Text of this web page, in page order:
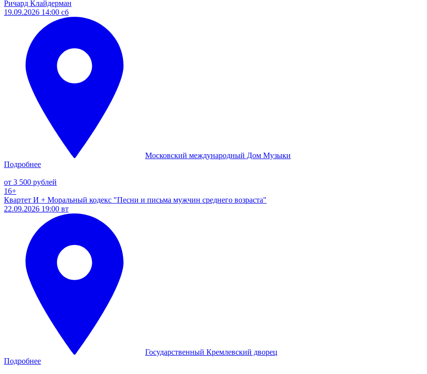
Ричард Клайдерман
19.09.2026 14:00 сб
Московский международный Дом Музыки
Подробнее
от 3 500 рублей
16+
Квартет И + Моральный кодекс "Песни и письма мужчин среднего возраста"
22.09.2026 19:00 вт
Государственный Кремлевский дворец
Подробнее